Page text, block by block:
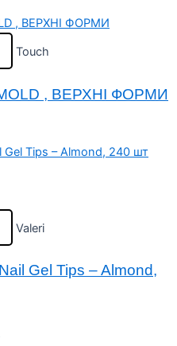
Touch
, ВЕРХНІ ФОРМИ
Valeri
Gel Tips – Almond,